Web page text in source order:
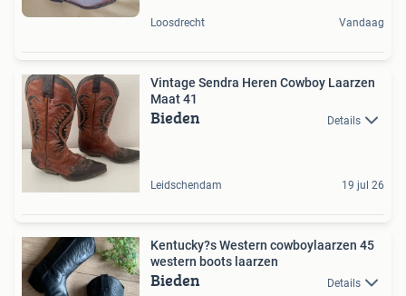
Loosdrecht Vandaag
Vintage Sendra Heren Cowboy Laarzen
Maat 41
Bieden Details
Leidschendam 19 jul 26
Kentucky?s Western cowboylaarzen 45
western boots laarzen
Bieden Details